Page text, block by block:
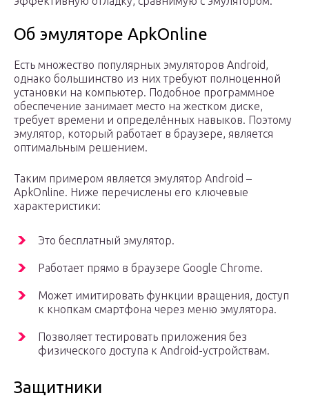
Об эмуляторе ApkOnline
Есть множество популярных эмуляторов Android,
однако большинство из них требуют полноценной
установки на компьютер. Подобное программное
обеспечение занимает место на жестком диске,
требует времени и определённых навыков. Поэтому
эмулятор, который работает в браузере, является
оптимальным решением.
Таким примером является эмулятор Android –
ApkOnline. Ниже перечислены его ключевые
характеристики:
Это бесплатный эмулятор.
Работает прямо в браузере Google Chrome.
Может имитировать функции вращения, доступ
к кнопкам смартфона через меню эмулятора.
Позволяет тестировать приложения без
физического доступа к Android-устройствам.
Защитники